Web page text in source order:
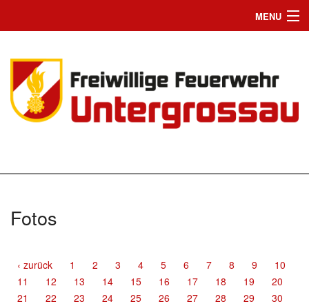
MENU
Einsätze
News
Wir suchen Dich
Chronik
Bilder
Fotos
‹ zurück 1 2 3 4 5 6 7 8 9
10
11
12 13 14 15 16 17 18 19
20
21
22 23 24 25 26 27 28 29
30